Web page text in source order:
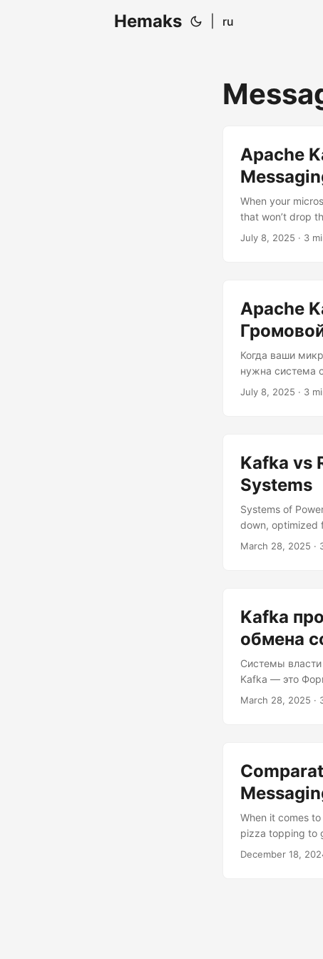
Hemaks ru
Apache
When your
that won’t drop
champions in
July 8, 2025 · 3
Apache
Когда ваши
нужна система
RabbitMQ и
доставка с
July 8, 2025 · 3
Kafka vs
Systems
Systems of
down, optimized
versatile,
March 28, 2025 ·
Kafka
обмена
Системы
Kafka — это
для спринтов
March 28, 2025 ·
When it comes
pizza topping to
technical)
December 18,